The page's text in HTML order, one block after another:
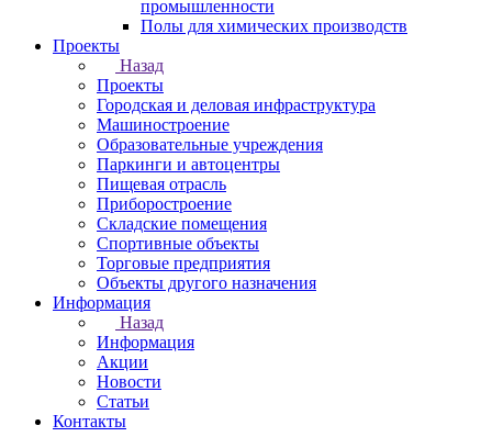
промышленности
Полы для химических производств
Проекты
Назад
Проекты
Городская и деловая инфраструктура
Машиностроение
Образовательные учреждения
Паркинги и автоцентры
Пищевая отрасль
Приборостроение
Складские помещения
Спортивные объекты
Торговые предприятия
Объекты другого назначения
Информация
Назад
Информация
Акции
Новости
Статьи
Контакты